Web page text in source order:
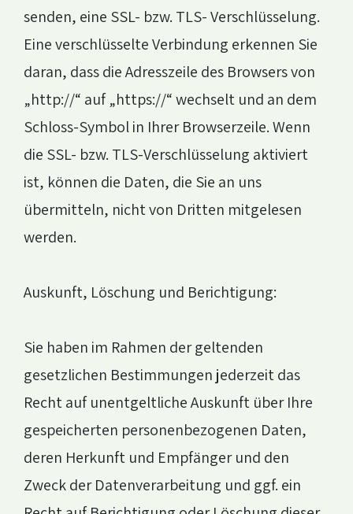
senden, eine SSL- bzw. TLS- Verschlüsselung.
Eine verschlüsselte Verbindung erkennen Sie
daran, dass die Adresszeile des Browsers von
„http://“ auf „https://“ wechselt und an dem
Schloss-Symbol in Ihrer Browserzeile. Wenn
die SSL- bzw. TLS-Verschlüsselung aktiviert
ist, können die Daten, die Sie an uns
übermitteln, nicht von Dritten mitgelesen
werden.
Auskunft, Löschung und Berichtigung:
Sie haben im Rahmen der geltenden
gesetzlichen Bestimmungen jederzeit das
Recht auf unentgeltliche Auskunft über Ihre
gespeicherten personenbezogenen Daten,
deren Herkunft und Empfänger und den
Zweck der Datenverarbeitung und ggf. ein